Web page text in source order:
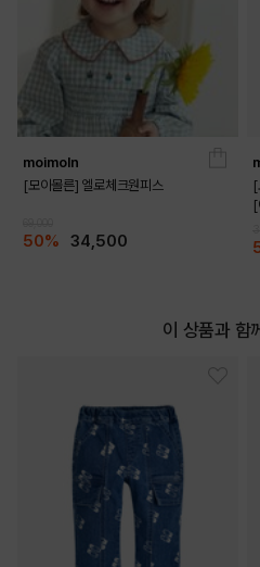
moimoln
[모이몰른] 엘로체크원피스
50% 34,500
[
이 상품과 함